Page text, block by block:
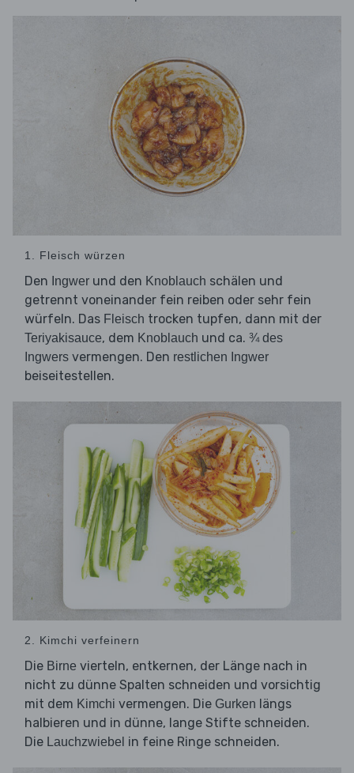
1. Fleisch würzen
Den Ingwer und den Knoblauch schälen und
getrennt voneinander fein reiben oder sehr fein
würfeln. Das Fleisch trocken tupfen, dann mit der
Teriyakisauce, dem Knoblauch und ca. ¾ des
Ingwers vermengen. Den restlichen Ingwer
beiseitestellen.
2. Kimchi verfeinern
Die Birne vierteln, entkernen, der Länge nach in
nicht zu dünne Spalten schneiden und vorsichtig
mit dem Kimchi vermengen. Die Gurken längs
halbieren und in dünne, lange Stifte schneiden.
Die Lauchzwiebel in feine Ringe schneiden.